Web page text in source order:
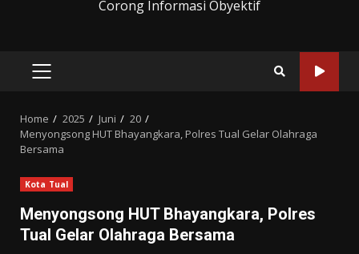
Corong Informasi Obyektif
PRIMARY
Home 2025 Juni
20
Menyongsong HUT Bhayangkara, Polres Tual Gelar Olahraga
Bersama
Kota Tual
Menyongsong HUT Bhayangkara, Polres
Tual Gelar Olahraga Bersama